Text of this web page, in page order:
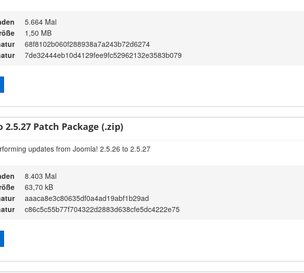
5.664 Mal
1,50 MB
68f8102b060f288938a7a243b72d6274
7de32444eb10d4129fee9fc52962132e3583b079
2.5.27 Patch Package (.zip)
updates from Joomla! 2.5.26 to 2.5.27
8.403 Mal
63,70 kB
aaaca8e3c80635df0a4ad19abf1b29ad
c86c5c55b77f704322d2883d638cfe5dc4222e75